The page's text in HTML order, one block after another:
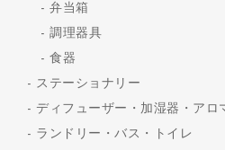
弁当箱
調理器具
食器
ステーショナリー
ディフューザー・加湿器・アロ
ランドリー・バス・トイレ